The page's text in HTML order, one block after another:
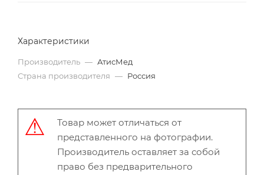
Характеристики
Производитель — АтисМед
Страна производителя — Россия
Товар может отличаться от
представленного на фотографии.
Производитель оставляет за собой
право без предварительного